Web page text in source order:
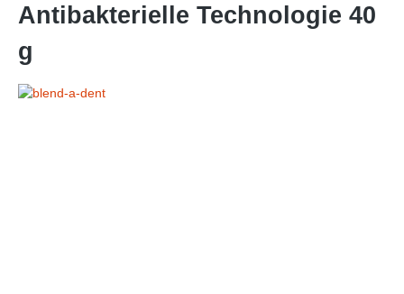
Antibakterielle Technologie 40
g